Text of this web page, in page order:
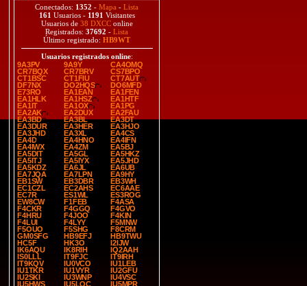
Conectados: 1352 - Mapa - Lista
161 Usuarios - 1191 Visitantes
Usuarios de 38 DXCConline
Registrados: 37692 - Lista
Último registrado: HB9WT
Usuarios registrados online:
9A3PV
9A9Y
CA4OMQ
CR7BQX
CR7BRV
CS7BPO
CT1BSC
CT1FIU
CT7AUT
DF7NX
DO2HQS
DO6MFD
E73RO
EA1EAN
EA1FEN
EA1HLK
EA1HSZ
EA1HTF
EA1IT
EA1OX
EA1PG
EA2AK
EA2DUX
EA2FAU
EA3BD
EA3BL
EA3DT
EA3DUR
EA3HER
EA3HJO
EA3JHD
EA3XL
EA4CS
EA4D
EA4HNO
EA4IFN
EA4IWX
EA4ZM
EA5BJ
EA5DIT
EA5GL
EA5HKZ
EA5ITJ
EA5IYX
EA5JHD
EA5KDZ
EA6JL
EA6UB
EA7JQA
EA7LPN
EA9HY
EB1SW
EB3DBR
EB3WH
EC1CZL
EC2AHS
EC6AAE
EC7R
ES1WL
ES3ROG
EW8CW
F1FEB
F4ASA
F4CKR
F4GGQ
F4GVO
F4HRU
F4JOO
F4KIN
F4LUI
F4LYY
F5MNW
F5OUO
F5SHG
F8CRM
GM0SFG
HB9EFJ
HB9TWU
HC5F
HK3O
I2IJW
IK6AQU
IK8RIH
IQ2AAH
IS0LLL
IT9FJC
IT9IRH
IT9KQV
IU0VCO
IU1LEB
IU1TKR
IU1VYR
IU2GFU
IU2SKI
IU3WNP
IU4VSC
IU5HWS
IU5LQC
IU5MPR